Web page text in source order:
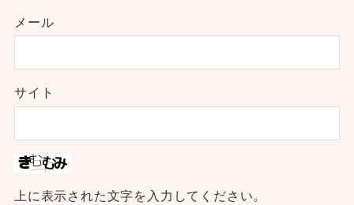
メール
サイト
上に表示された文字を入力してください。